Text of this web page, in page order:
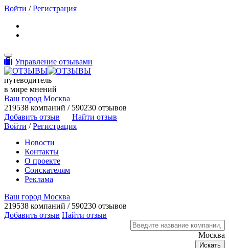
Войти /Регистрация
Toggle navigation
Управление отзывами
путеводитель
в мире мнений
Ваш город Москва
219538 компаний / 590230 отзывов
Добавить отзыв
Найти отзыв
Войти /Регистрация
Новости
Контакты
О проекте
Соискателям
Реклама
Ваш город Москва
219538 компаний / 590230 отзывов
Добавить отзыв Найти отзыв
Москва
Искать